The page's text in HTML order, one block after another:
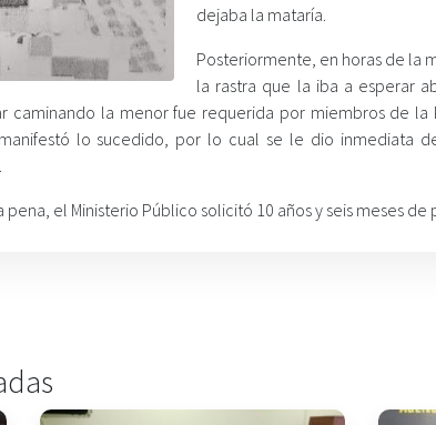
dejaba la mataría.
Posteriormente, en horas de la
la rastra que la iba a esperar
caminando la menor fue requerida por miembros de la
lo sucedido, por lo cual se le dio inmediata
el Ministerio Público solicitó 10 años y seis meses